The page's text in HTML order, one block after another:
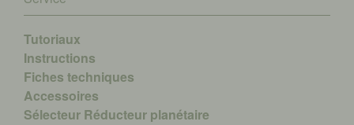
Tutoriaux
Instructions
Fiches techniques
Accessoires
Sélecteur Réducteur planétaire